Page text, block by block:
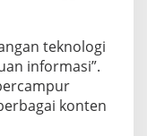
teknologi
informasi”.
konten